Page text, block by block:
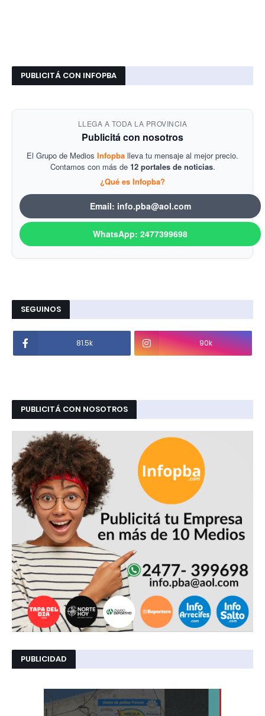
PUBLICITÁ CON INFOPBA
LLEGA A TODA LA PROVINCIA
Publicitá con nosotros
El Grupo de Medios Infopba lleva tu mensaje al mejor precio.
Contamos con más de 12 portales de noticias.
¿Qué es Infopba?
Email: info.pba@aol.com
WhatsApp: 2477399698
SEGUINOS
81.5k 90k
PUBLICITÁ CON NOSOTROS
PUBLICIDAD